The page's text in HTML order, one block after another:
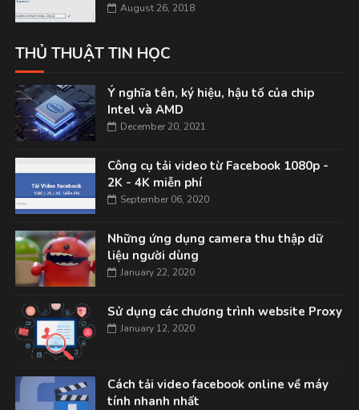
August 26, 2018
THỦ THUẬT TIN HỌC
Ý nghĩa tên, ký hiệu, hậu tố của chip
Intel và AMD
December 20, 2021
Công cụ tải video từ Facebook 1080p -
2K - 4K miễn phí
September 06, 2020
Những ứng dụng camera thu thập dữ
liệu người dùng
January 22, 2020
Sử dụng các chương trình website Proxy
January 12, 2020
Cách tải video facebook online về máy
tính nhanh nhất